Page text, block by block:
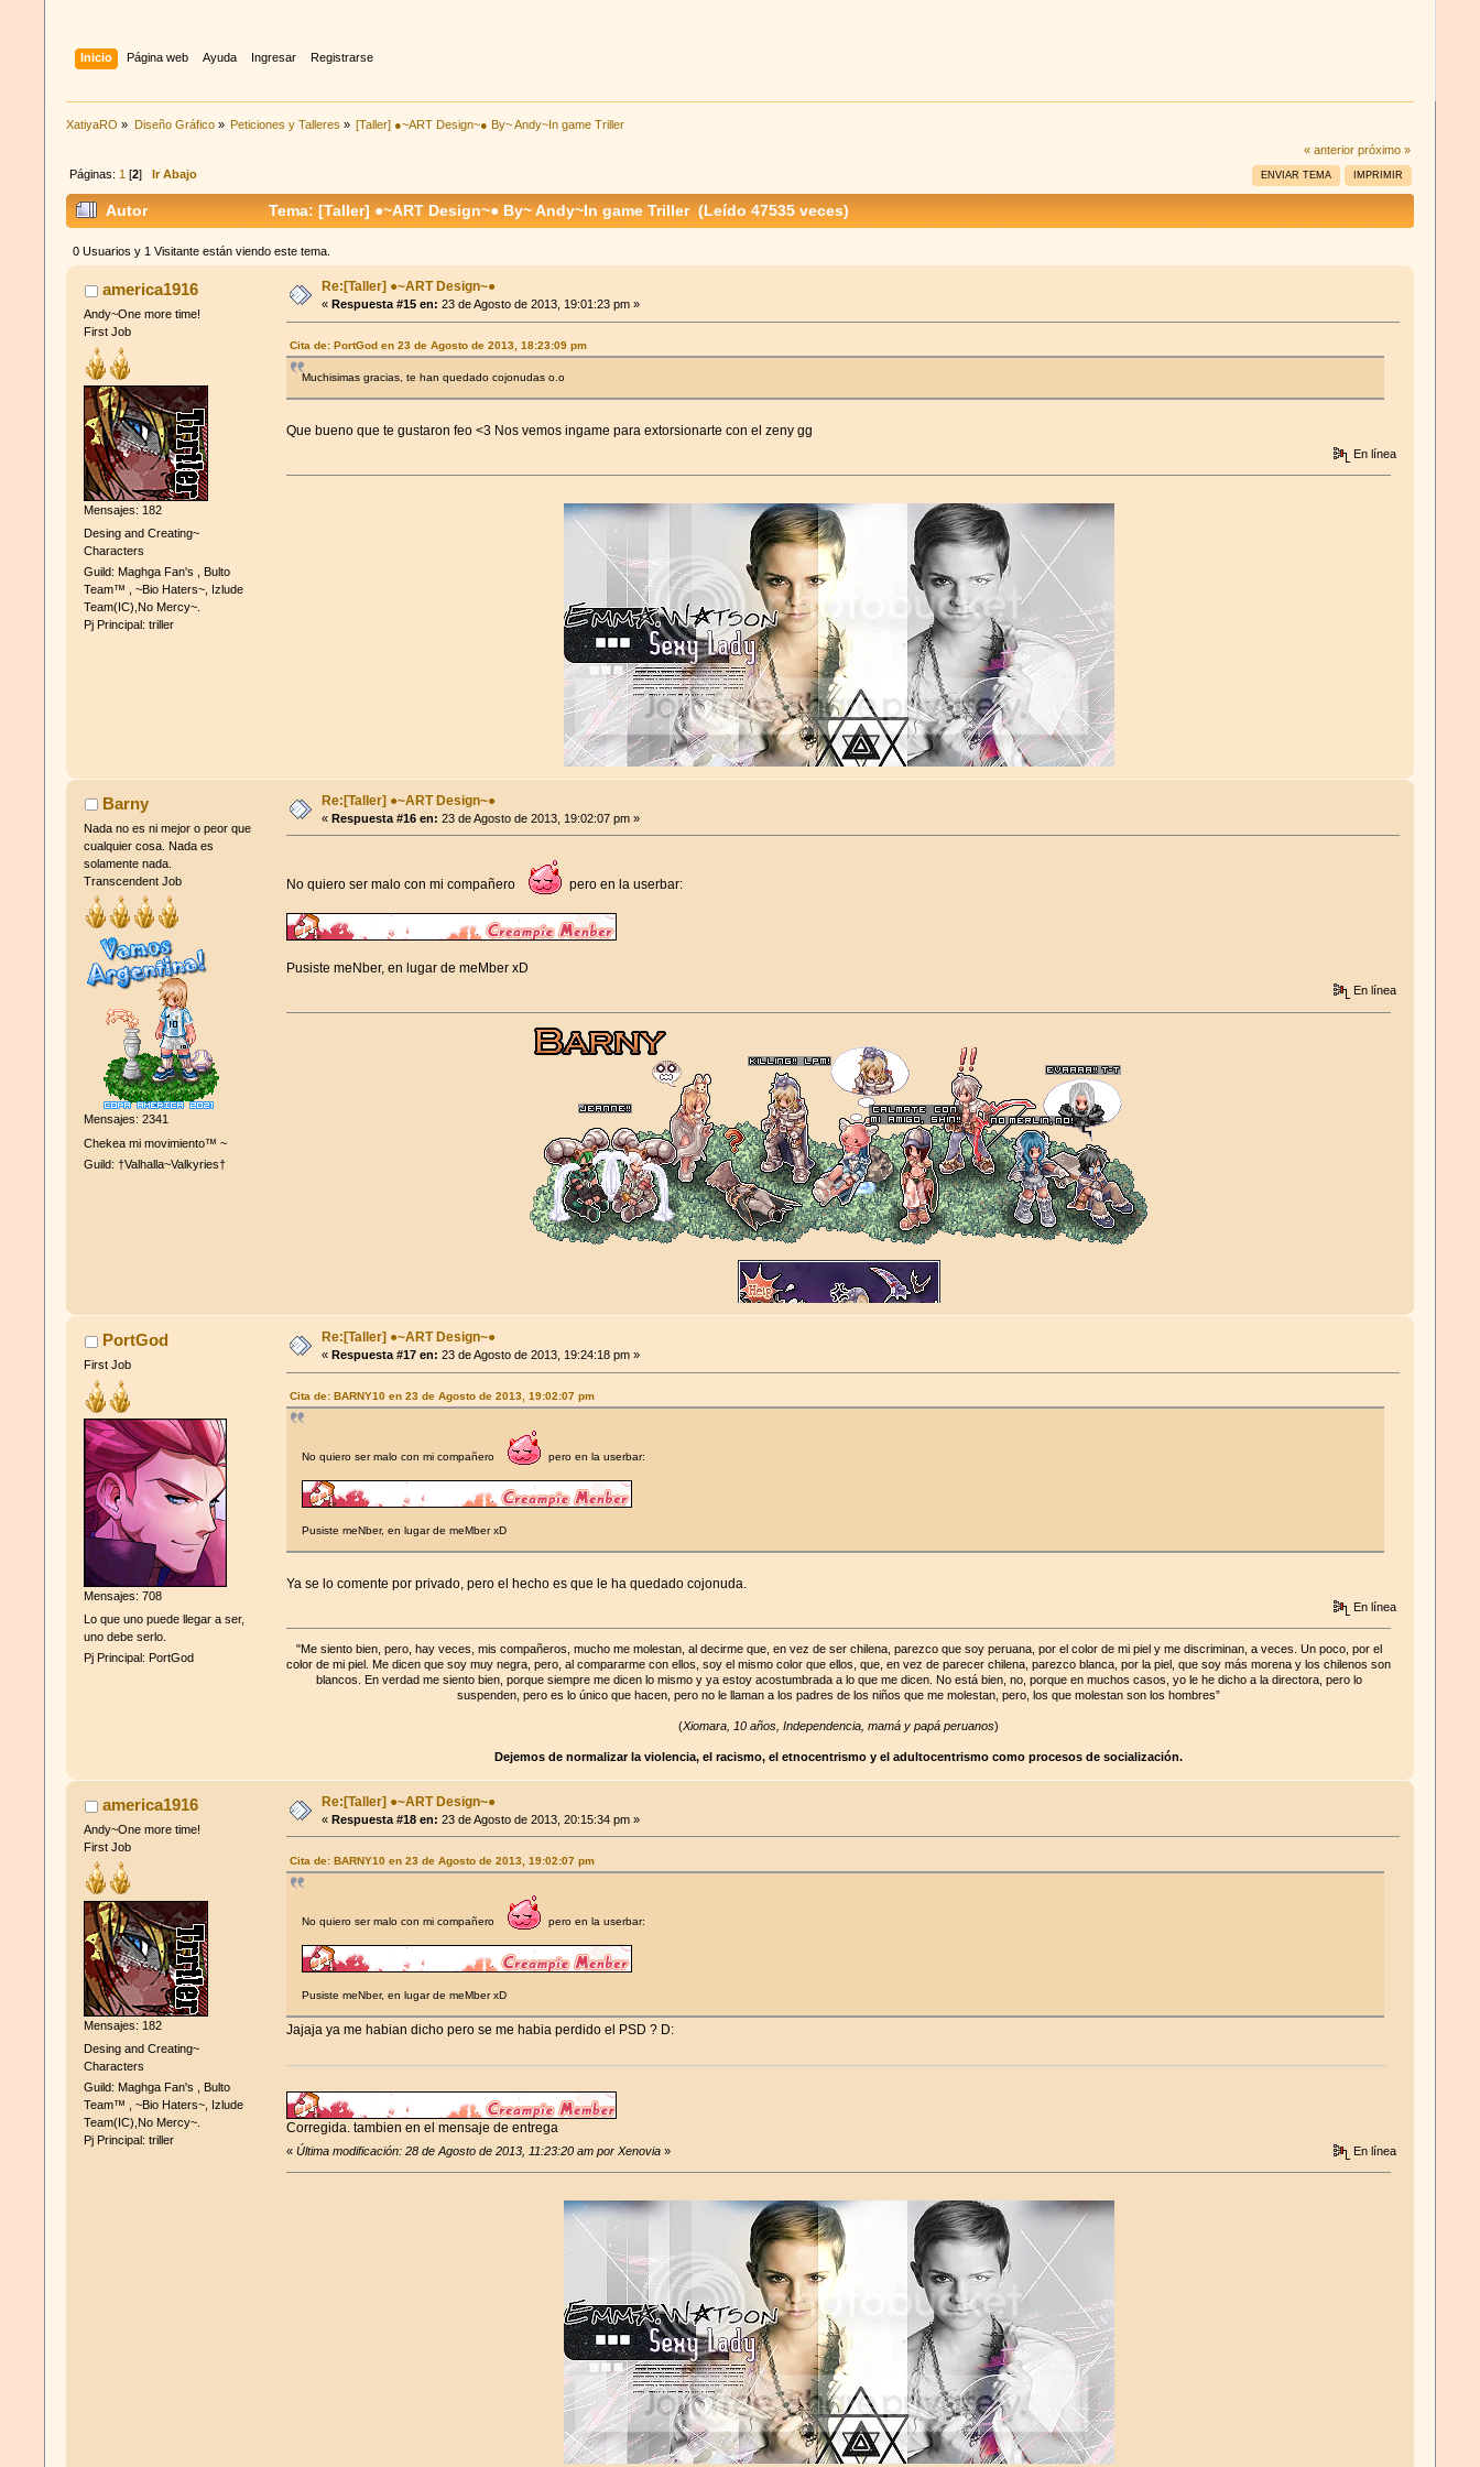
Inicio Página web Ayuda Ingresar Registrarse
XatiyaRO » Diseño Gráfico» Peticiones y Talleres » [Taller] ●~ART Design~● By~ Andy~In game Triller
« anterior próximo »
ENVIAR TEMA IMPRIMIR
Páginas: 1 [2] Ir Abajo
Autor Tema: [Taller] ●~ART Design~● By~ Andy~In game Triller (Leído 47535 veces)
0 Usuarios y 1 Visitante están viendo este tema.
america1916
Andy~One more time!
First Job
Mensajes: 182
Desing and Creating~
Characters
Guild: Maghga Fan's , Bulto
Team™ , ~Bio Haters~, Izlude
Team(IC),No Mercy~.
Pj Principal: triller
Re:[Taller] ●~ART Design~●
« Respuesta #15 en: 23 de Agosto de 2013, 19:01:23 pm »
Cita de: PortGod en 23 de Agosto de 2013, 18:23:09 pm
Muchisimas gracias, te han quedado cojonudas o.o
Que bueno que te gustaron feo <3 Nos vemos ingame para extorsionarte con el zeny gg
En línea
Barny
Nada no es ni mejor o peor que
cualquier cosa. Nada es
solamente nada.
Transcendent Job
Mensajes: 2341
Chekea mi movimiento™ ~
Guild: †Valhalla~Valkyries†
Re:[Taller] ●~ART Design~●
«Respuesta #16 en: 23 de Agosto de 2013, 19:02:07 pm »
No quiero ser malo con mi compañero pero en la userbar:
Pusiste meNber, en lugar de meMber xD
En línea
PortGod
First Job
Mensajes: 708
Lo que uno puede llegar a ser,
uno debe serlo.
Pj Principal: PortGod
Re:[Taller] ●~ART Design~●
« Respuesta #17 en: 23 de Agosto de 2013, 19:24:18 pm »
Cita de: BARNY10 en 23 de Agosto de 2013, 19:02:07 pm
No quiero ser malo con mi compañero pero en la userbar:
Pusiste meNber, en lugar de meMber xD
Ya se lo comente por privado, pero el hecho es que le ha quedado cojonuda.
En línea
"Me siento bien, pero, hay veces, mis compañeros, mucho me molestan, al decirme que, en vez de ser chilena, parezco que soy peruana, por el color de mi piel y me discriminan, a veces. Un poco, por el
color de mi piel. Me dicen que soy muy negra, pero, al compararme con ellos, soy el mismo color que ellos, que, en vez de parecer chilena, parezco blanca, por la piel, que soy más morena y los chilenos son
blancos. En verdad me siento bien, porque siempre me dicen lo mismo y ya estoy acostumbrada a lo que me dicen. No está bien, no, porque en muchos casos, yo le he dicho a la directora, pero lo
suspenden, pero es lo único que hacen, pero no le llaman a los padres de los niños que me molestan, pero, los que molestan son los hombres”
(Xiomara, 10 años, Independencia, mamá y papá peruanos)
Dejemos de normalizar la violencia, el racismo, el etnocentrismo y el adultocentrismo como procesos de socialización.
america1916
Andy~One more time!
First Job
Mensajes: 182
Desing and Creating~
Characters
Guild: Maghga Fan's , Bulto
Team™ , ~Bio Haters~, Izlude
Team(IC),No Mercy~.
Pj Principal: triller
Re:[Taller] ●~ART Design~●
«Respuesta #18 en: 23 de Agosto de 2013, 20:15:34 pm »
Cita de: BARNY10 en 23 de Agosto de 2013, 19:02:07 pm
No quiero ser malo con mi compañero pero en la userbar:
Pusiste meNber, en lugar de meMber xD
Jajaja ya me habian dicho pero se me habia perdido el PSD ? D:
Corregida. tambien en el mensaje de entrega
« Última modificación: 28 de Agosto de 2013, 11:23:20 am por Xenovia» En línea